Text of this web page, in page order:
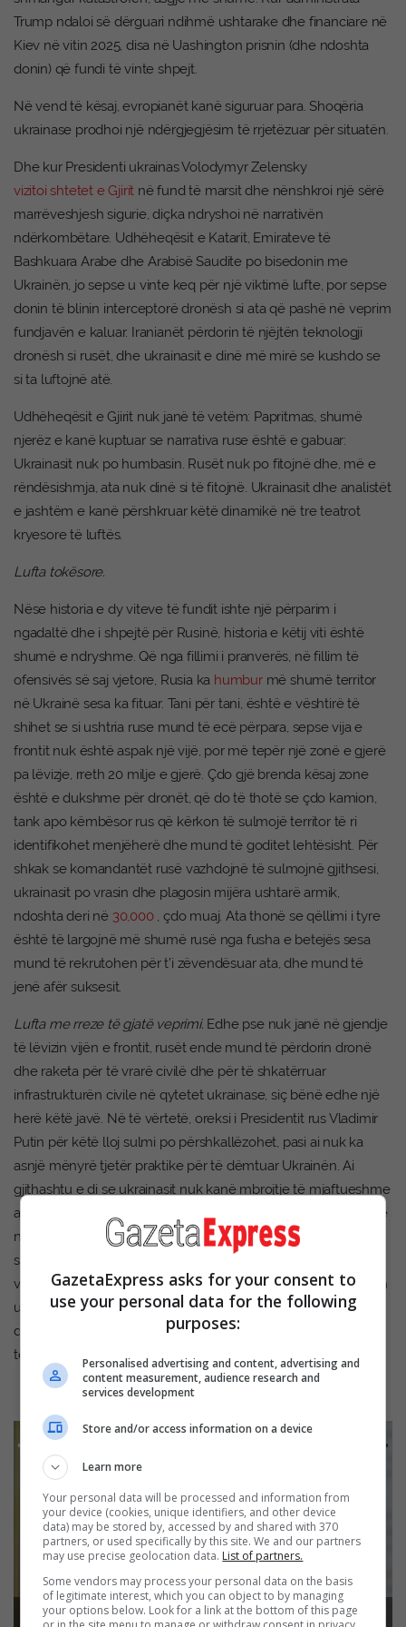
Trump ndaloi së dërguari ndihmë ushtarake dhe financiare në
Kiev në vitin 2025, disa në Uashington prisnin (dhe ndoshta
donin) që fundi të vinte shpejt.
Në vend të kësaj, evropianët kanë siguruar para. Shoqëria
ukrainase prodhoi një ndërgjegjësim të rrjetëzuar për situatën.
Dhe kur Presidenti ukrainas Volodymyr Zelensky
vizitoi shtetet e Gjirit në fund të marsit dhe nënshkroi një sërë
marrëveshjesh sigurie, diçka ndryshoi në narrativën
ndërkombëtare. Udhëheqësit e Katarit, Emirateve të
Bashkuara Arabe dhe Arabisë Saudite po bisedonin me
Ukrainën, jo sepse u vinte keq për një viktimë lufte, por sepse
donin të blinin interceptorë dronësh si ata që pashë në veprim
fundjavën e kaluar. Iranianët përdorin të njëjtën teknologji
dronësh si rusët, dhe ukrainasit e dinë më mirë se kushdo se
si ta luftojnë atë.
Udhëheqësit e Gjirit nuk janë të vetëm: Papritmas, shumë
njerëz e kanë kuptuar se narrativa ruse është e gabuar:
Ukrainasit nuk po humbasin. Rusët nuk po fitojnë dhe, më e
rëndësishmja, ata nuk dinë si të fitojnë. Ukrainasit dhe analistët
e jashtëm e kanë përshkruar këtë dinamikë në tre teatrot
kryesore të luftës.
Lufta tokësore.
Nëse historia e dy viteve të fundit ishte një përparim i
ngadaltë dhe i shpejtë për Rusinë, historia e këtij viti është
shumë e ndryshme. Që nga fillimi i pranverës, në fillim të
ofensivës së saj vjetore, Rusia ka humburmë shumë territor
në Ukrainë sesa ka fituar. Tani për tani, është e vështirë të
shihet se si ushtria ruse mund të ecë përpara, sepse vija e
frontit nuk është aspak një vijë, por më tepër një zonë e gjerë
pa lëvizje, rreth 20 milje e gjerë. Çdo gjë brenda kësaj zone
është e dukshme për dronët, që do të thotë se çdo kamion,
tank apo këmbësor rus që kërkon të sulmojë territor të ri
identifikohet menjëherë dhe mund të goditet lehtësisht. Për
shkak se komandantët rusë vazhdojnë të sulmojnë gjithsesi,
ukrainasit po vrasin dhe plagosin mijëra ushtarë armik,
ndoshta deri në 30,000, çdo muaj. Ata thonë se qëllimi i tyre
është të largojnë më shumë rusë nga fusha e betejës sesa
mund të rekrutohen për t’i zëvendësuar ata, dhe mund të
jenë afër suksesit.
Lufta me rreze të gjatë veprimi. Edhe pse nuk janë në gjendje
të lëvizin vijën e frontit, rusët ende mund të përdorin dronë
dhe raketa për të vrarë civilë dhe për të shkatërruar
infrastrukturën civile në qytetet ukrainase, siç bënë edhe një
herë këtë javë. Në të vërtetë, oreksi i Presidentit rus Vladimir
Putin për këtë lloj sulmi po përshkallëzohet, pasi ai nuk ka
asnjë mënyrë tjetër praktike për të dëmtuar Ukrainën. Ai
gjithashtu e di se ukrainasit nuk kanë mbrojtje të mjaftueshme
ajrore për të ndaluar raketat balistike, edhe nëse tani mund të
ndalojnë shumicën e dronëve. Ukraina ende mbështetet
shumë në pajisjet e mbrojtjes ajrore nga Shtetet e Bashkuara,
veçanërisht municionet për bateritë Patriot. Një fond evropian
u krijua për të blerë këto raketa interceptuese, megjithëse
disa vëzhgues kanë frikë se thjesht nuk ka mjaftueshëm për
të blerë. Sipas Zelensky, më shumë
GazetaExpress asks for your consent to
use your personal data for the following
purposes:
Personalised advertising and content, advertising and
content measurement, audience research and
services development
Store and/or access information on a device
Learn more
Your personal data will be processed and information from
your device (cookies, unique identifiers, and other device
data) may be stored by, accessed by and shared with 370
partners, or used specifically by this site. We and our partners
may use precise geolocation data. List of partners.
Some vendors may process your personal data on the basis
of legitimate interest, which you can object to by managing
your options below. Look for a link at the bottom of this page